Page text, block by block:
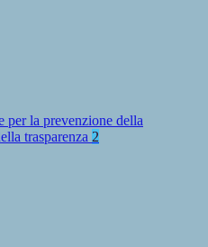
per la prevenzione della
trasparenza 2